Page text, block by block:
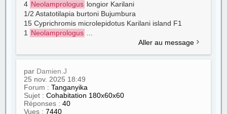
4 Neolamprologus longior Karilani
1/2 Astatotilapia burtoni Bujumbura
15 Cyprichromis microlepidotus Karilani island F1
1
Neolamprologus
Aller au message
par Damien.J
25 nov. 2025 18:49
Forum :Tanganyika
Sujet :Cohabitation 180x60x60
Réponses :40
Vues :7440